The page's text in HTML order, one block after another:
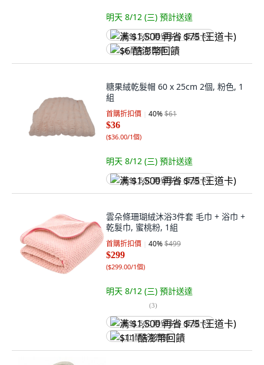
明天 8/12 (三) 預計送達
满 $1,500 再省 $75 (王道卡)
$6 酷澎幣回饋
糖果絨乾髮帽 60 x 25cm 2個, 粉色, 1
組
首購折扣價 40%$61
$36
($36.00/1個)
明天 8/12 (三) 預計送達
满 $1,500 再省 $75 (王道卡)
雲朵條珊瑚絨沐浴3件套 毛巾 + 浴巾 +
乾髮巾, 蜜桃粉, 1組
首購折扣價 40%$499
$299
($299.00/1個)
明天 8/12 (三) 預計送達
(3)
满 $1,500 再省 $75 (王道卡)
$11 酷澎幣回饋